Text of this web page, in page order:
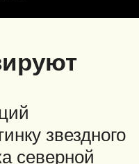
звездного
северной